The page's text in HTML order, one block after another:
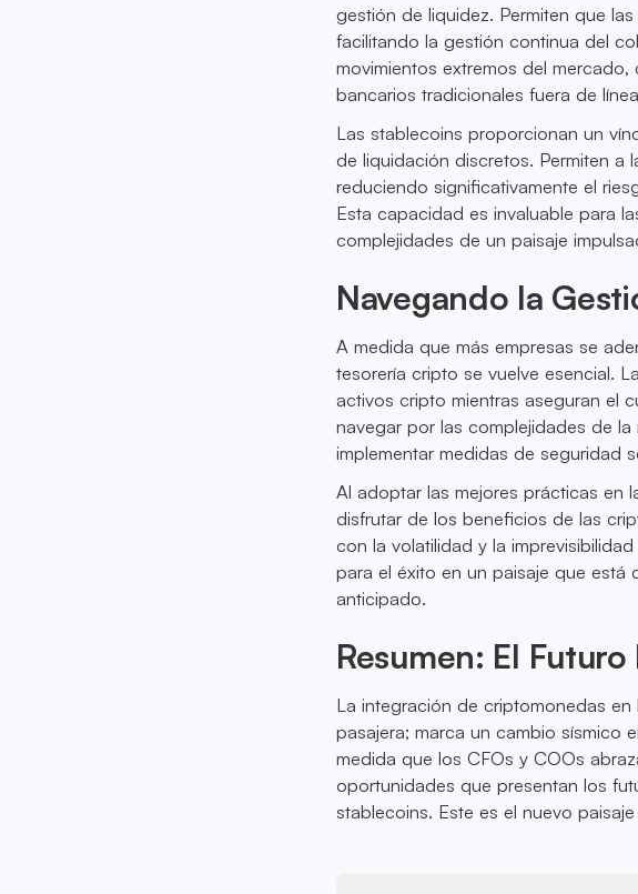
gestión de liquidez. Permiten que
facilitando la gestión continua del
movimientos extremos del
bancarios tradicionales fuera de
Las stablecoins proporcionan un
de liquidación discretos. Permiten a
reduciendo significativamente el
Esta capacidad es invaluable para
complejidades de un paisaje
Navegando la
A medida que más empresas se
tesorería cripto se vuelve esencial.
activos cripto mientras aseguran el
navegar por las complejidades de
implementar medidas de seguridad
Al adoptar las mejores prácticas en
disfrutar de los beneficios de las
con la volatilidad y la
para el éxito en un paisaje que está
anticipado.
Resumen: El
La integración de criptomonedas
pasajera; marca un cambio sísmico
medida que los CFOs y COOs
oportunidades que presentan los
stablecoins. Este es el nuevo